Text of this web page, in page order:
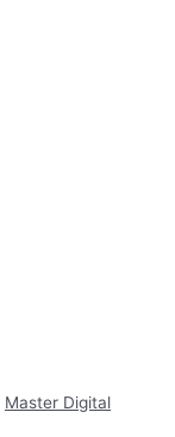
Master Digital